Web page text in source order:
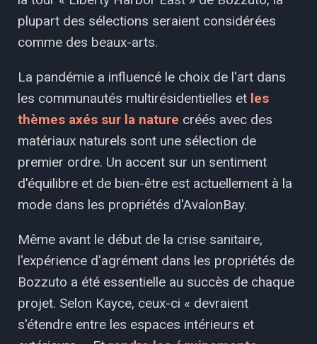
plupart des sélections seraient considérées
comme des beaux-arts.
La pandémie a influencé le choix de l'art dans
les communautés multirésidentielles et les
thèmes axés sur la nature créés avec des
matériaux naturels sont une sélection de
premier ordre. Un accent sur un sentiment
d'équilibre et de bien-être est actuellement à la
mode dans les propriétés d'AvalonBay.
Même avant le début de la crise sanitaire,
l'expérience d'agrément dans les propriétés de
Bozzuto a été essentielle au succès de chaque
projet. Selon Kayce, ceux-ci « devraient
s'étendre entre les espaces intérieurs et